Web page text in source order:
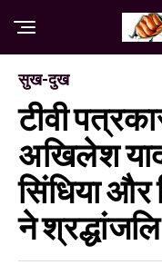
सुख-दुख
टीवी
अखिलेश
सिंधिया और
ने